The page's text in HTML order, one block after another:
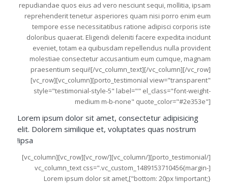
repudiandae quos eius ad vero nesciunt sequi, mollitia, ipsam
reprehenderit tenetur asperiores quam nisi porro enim eum
tempore esse necessitatibus ratione adipisci corporis iste
doloribus quaerat. Eligendi deleniti facere expedita incidunt
eveniet, totam ea quibusdam repellendus nulla provident
molestiae consectetur accusantium eum cumque, magnam
praesentium sequi![/vc_column_text][/vc_column][/vc_row]
[vc_row][vc_column][porto_testimonial view="transparent"
style="testimonial-style-5" label="" el_class="font-weight-
medium m-b-none" quote_color="#2e353e"]
Lorem ipsum dolor sit amet, consectetur adipisicing
elit. Dolorem similique et, voluptates quas nostrum
ipsa!
[/porto_testimonial][/vc_column][/vc_row][vc_row][vc_column]
[vc_column_text css=".vc_custom_1489153710456{margin-
bottom: 20px !important;}"]Lorem ipsum dolor sit amet,